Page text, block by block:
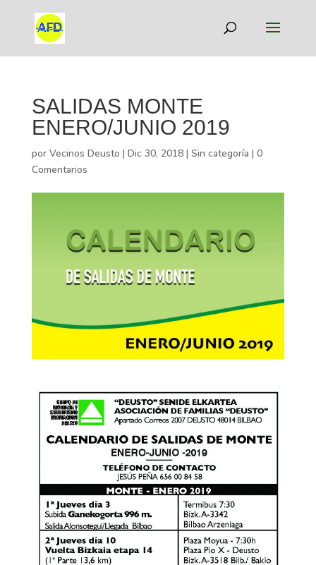
SALIDAS MONTE
ENERO/JUNIO 2019
por Vecinos Deusto | Dic 30, 2018| Sin categoría | 0
Comentarios